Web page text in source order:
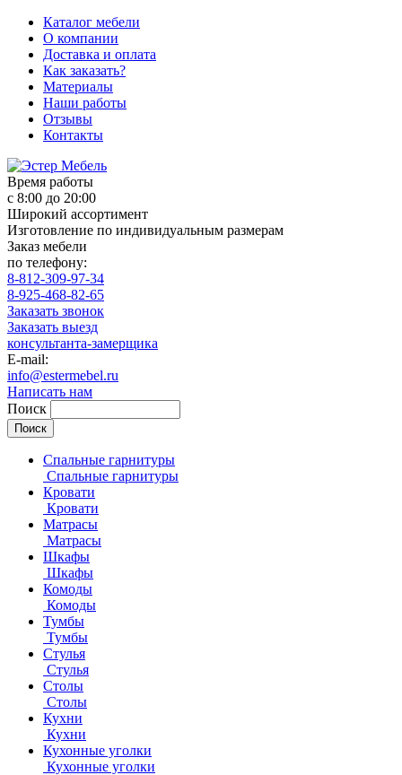
Каталог мебели
О компании
Доставка и оплата
Как заказать?
Материалы
Наши работы
Отзывы
Контакты
Время работы
с 8:00 до 20:00
Широкий ассортимент
Изготовление по индивидуальным размерам
Заказ мебели
по телефону:
8-812-309-97-34
8-925-468-82-65
Заказать звонок
Заказать выезд
консультанта-замерщика
E-mail:
info@estermebel.ru
Написать нам
Поиск
Спальные гарнитуры
Спальные гарнитуры
Кровати
Кровати
Матрасы
Матрасы
Шкафы
Шкафы
Комоды
Комоды
Тумбы
Тумбы
Стулья
Стулья
Столы
Столы
Кухни
Кухни
Кухонные уголки
Кухонные уголки